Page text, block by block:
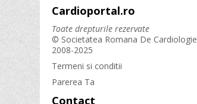
Cardioportal.ro
Toate drepturile rezervate
© Societatea Romana De Cardiologie
2008-2025
Termeni si conditii
Parerea Ta
Contact